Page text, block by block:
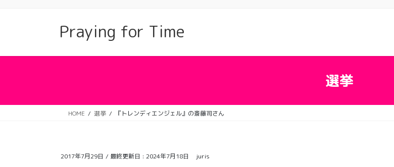
ツ
シ
移
Praying for Time
選挙
HOME 選挙 『トレンディエンジェル』の斎藤司さん
2017年7月29日 / 最終更新日 : 2024年7月18日 juris